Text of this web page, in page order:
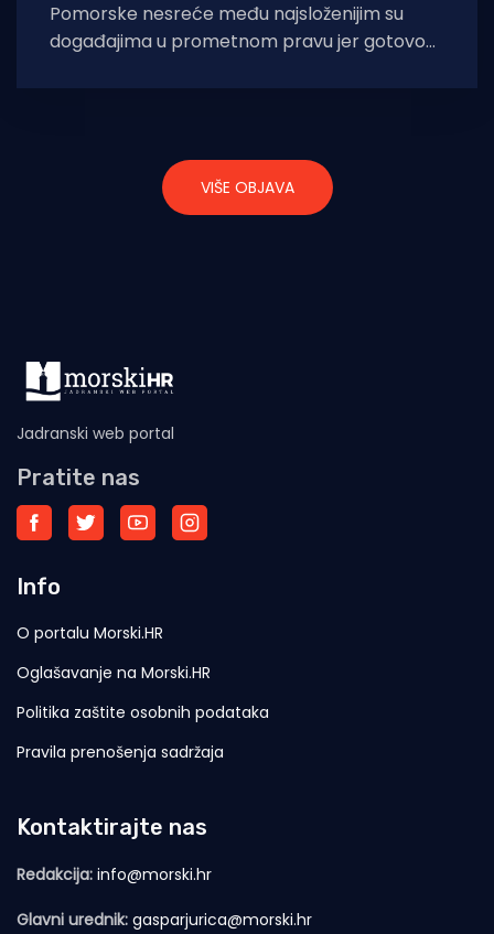
Pomorske nesreće među najsloženijim su
događajima u prometnom pravu jer gotovo
odgovornosti jednog
VIŠE OBJAVA
Jadranski web portal
Pratite nas
Info
O portalu Morski.HR
Oglašavanje na Morski.HR
Politika zaštite osobnih podataka
Pravila prenošenja sadržaja
Kontaktirajte nas
Redakcija: info@morski.hr
Glavni urednik: gasparjurica@morski.hr